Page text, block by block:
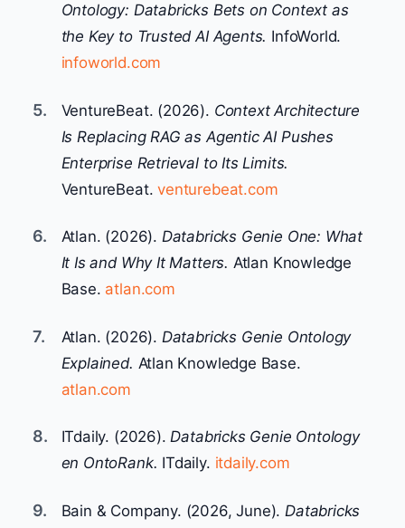
Ontology: Databricks Bets on Context as
the Key to Trusted AI Agents. InfoWorld.
infoworld.com
5. VentureBeat. (2026). Context Architecture
Is Replacing RAG as Agentic AI Pushes
Enterprise Retrieval to Its Limits.
VentureBeat.venturebeat.com
6. Atlan. (2026). Databricks Genie One: What
It Is and Why It Matters. Atlan Knowledge
Base. atlan.com
7. Atlan. (2026). Databricks Genie Ontology
Explained. Atlan Knowledge Base.
atlan.com
8. ITdaily. (2026).Databricks Genie Ontology
en OntoRank. ITdaily. itdaily.com
9. Bain & Company. (2026, June). Databricks